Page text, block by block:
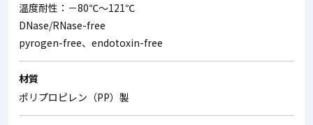
温度耐性：－80℃～121℃
DNase/RNase-free
pyrogen-free、endotoxin-free
材質
ポリプロピレン（PP）製